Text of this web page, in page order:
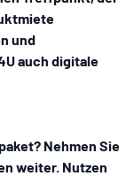
und
auch digitale
Nehmen Sie
weiter. Nutzen